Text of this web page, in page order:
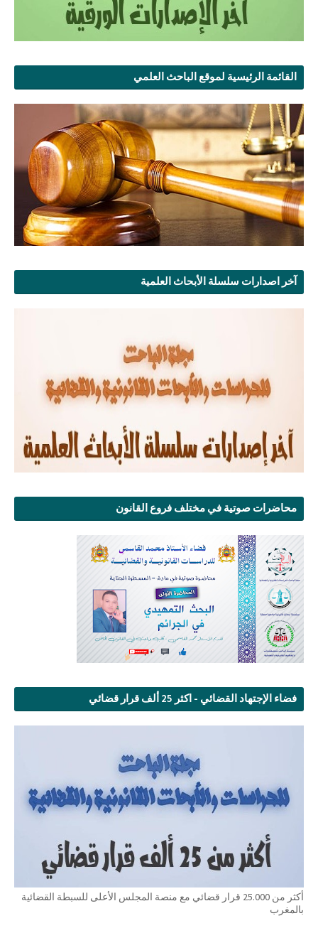
القائمة الرئيسية لموقع الباحث العلمي
آخر اصدارات سلسلة الأبحاث العلمية
محاضرات صوتية في مختلف فروع القانون
فضاء الإجتهاد القضائي - اكثر 25 ألف قرار قضائي
أكثر من 25.000 قرار قضائي مع منصة المجلس الأعلى للسبطة القضائية
بالمغرب